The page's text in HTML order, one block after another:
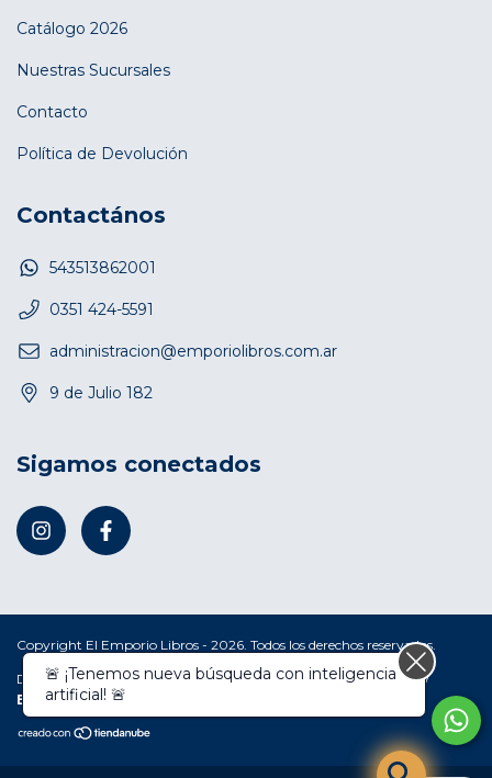
Catálogo 2026
Nuestras Sucursales
Contacto
Política de Devolución
Contactános
543513862001
0351 424-5591
administracion@emporiolibros.com.ar
9 de Julio 182
Sigamos conectados
Copyright El Emporio Libros - 2026. Todos los derechos reservados.
Defensa de las y los consumidores. Para reclamos ingresá acá. /
Botón de arrepentimiento